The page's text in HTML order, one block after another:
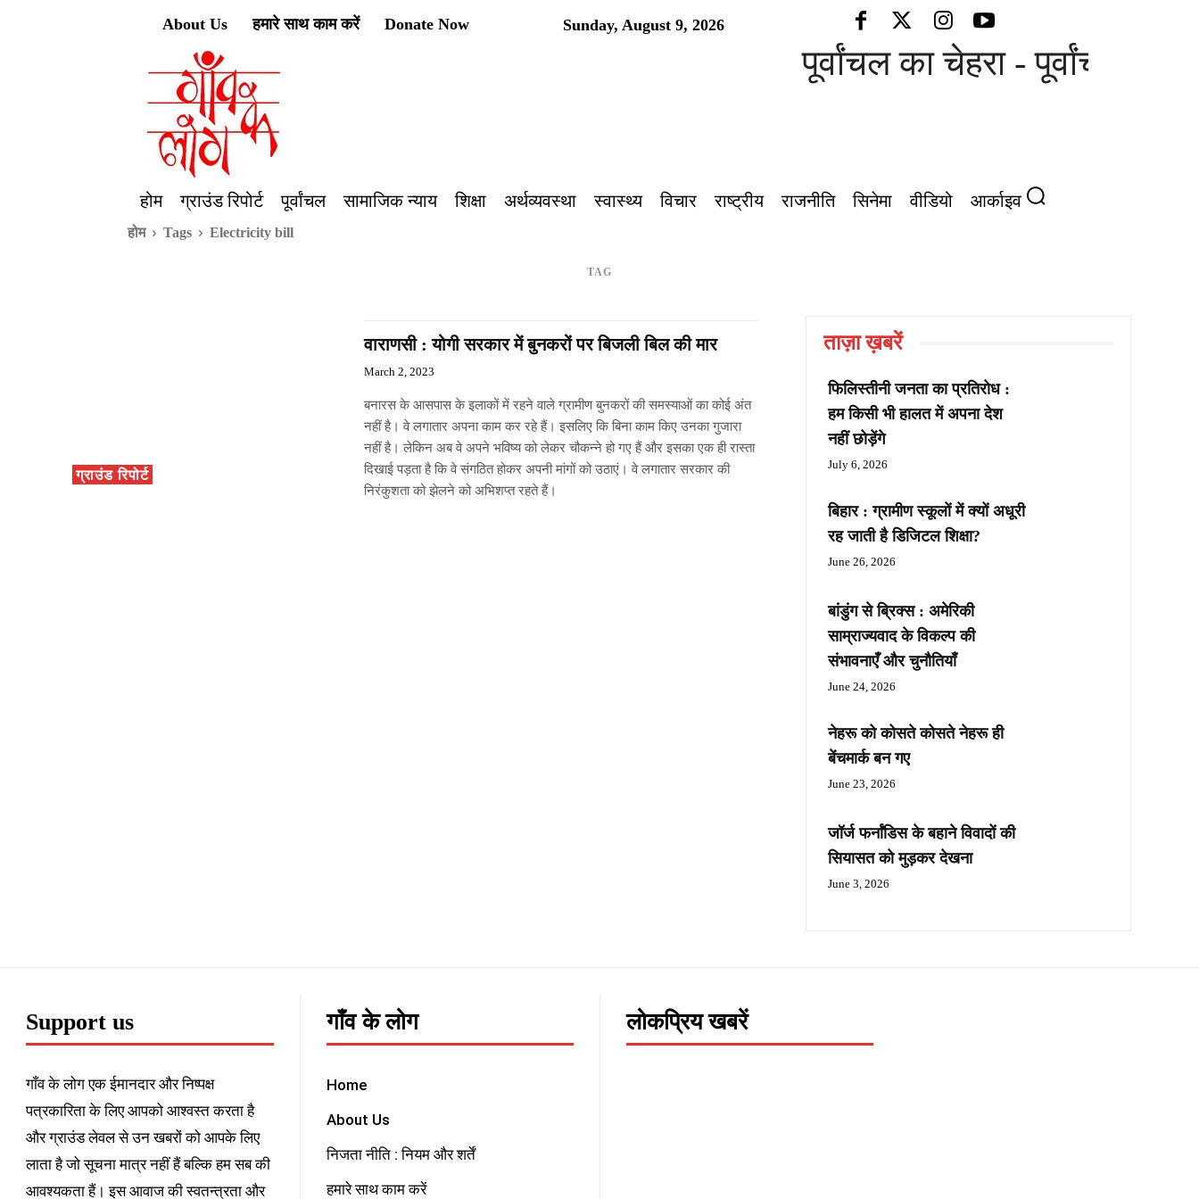
Sunday, August 9, 2026
About Us हमारे साथ काम करें Donate Now
पूर्वांचल का चेहरा - पूर्वांचल की
होम ग्राउंड रिपोर्ट पूर्वांचल सामाजिक न्याय शिक्षा अर्थव्यवस्था स्वास्थ्य विचार राष्ट्रीय राजनीति सिनेमा वीडियो आर्काइव
होम Tags Electricity bill
TAG
ग्राउंड रिपोर्ट
वाराणसी : योगी सरकार में बुनकरों पर बिजली बिल की मार
March 2, 2023
बनारस के आसपास के इलाकों में रहने वाले ग्रामीण बुनकरों की समस्याओं का कोई अंत
नहीं है। वे लगातार अपना काम कर रहे हैं। इसलिए कि बिना काम किए उनका गुजारा
नहीं है। लेकिन अब वे अपने भविष्य को लेकर चौकन्ने हो गए हैं और इसका एक ही रास्ता
दिखाई पड़ता है कि वे संगठित होकर अपनी मांगों को उठाएं। वे लगातार सरकार की
निरंकुशता को झेलने को अभिशप्त रहते हैं।
ताज़ा ख़बरें
फिलिस्तीनी जनता का प्रतिरोध :
हम किसी भी हालत में अपना देश
नहीं छोड़ेंगे
July 6, 2026
बिहार : ग्रामीण स्कूलों में क्यों अधूरी
रह जाती है डिजिटल शिक्षा?
June 26, 2026
बांडुंग से ब्रिक्स : अमेरिकी
साम्राज्यवाद के विकल्प की
संभावनाएँ और चुनौतियाँ
June 24, 2026
नेहरू को कोसते कोसते नेहरू ही
बेंचमार्क बन गए
June 23, 2026
जॉर्ज फर्नांडिस के बहाने विवादों की
सियासत को मुड़कर देखना
June 3, 2026
Support us
गाँव के लोग एक ईमानदार और निष्पक्ष
पत्रकारिता के लिए आपको आश्वस्त करता है
और ग्राउंड लेवल से उन खबरों को आपके लिए
लाता है जो सूचना मात्र नहीं हैं बल्कि हम सब की
आवश्यकता हैं। इस आवाज की स्वतन्त्रता और
गाँव के लोग
Home
About Us
निजता नीति : नियम और शर्तें
हमारे साथ काम करें
लोकप्रिय खबरें